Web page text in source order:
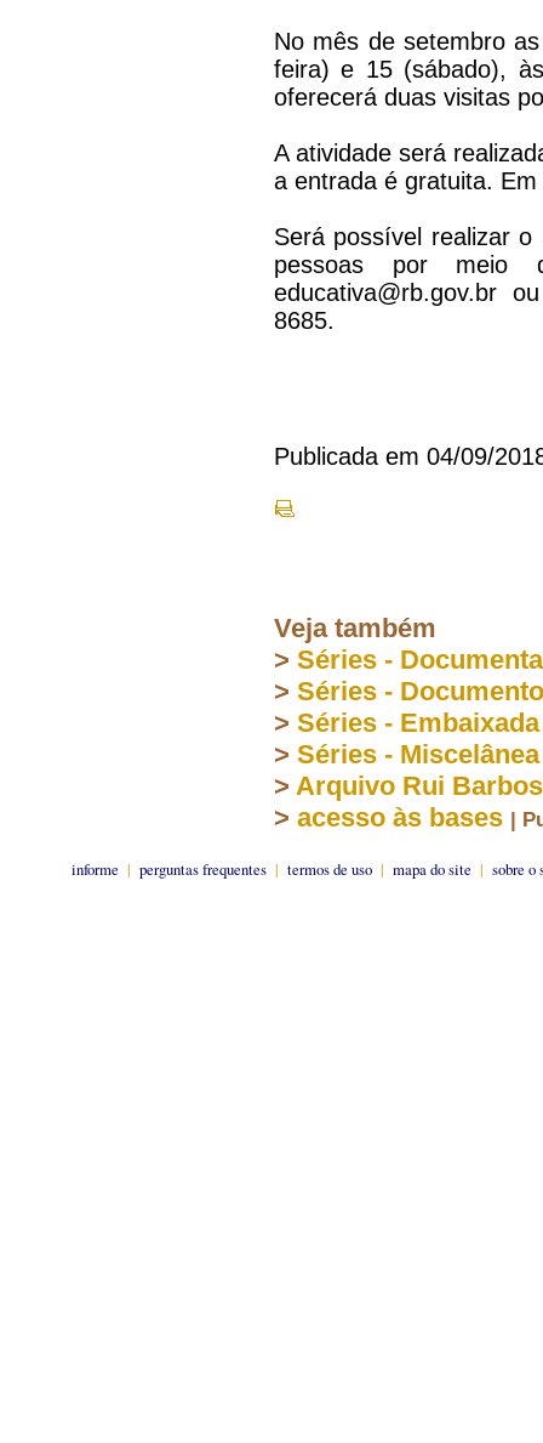
No mês de setembro
feira) e 15 (sábado),
oferecerá duas visitas
A atividade será
a entrada é gratuita.
Será possível realizar
pessoas por meio
educativa@rb.gov.br
8685.
Publicada em 04/09/
Veja também
> Séries -
> Séries -
> Séries -
> Séries - Miscelânea
> Arquivo Rui
> acesso às bases |
informe | perguntas frequentes | termos de uso | mapa do site | sobre o